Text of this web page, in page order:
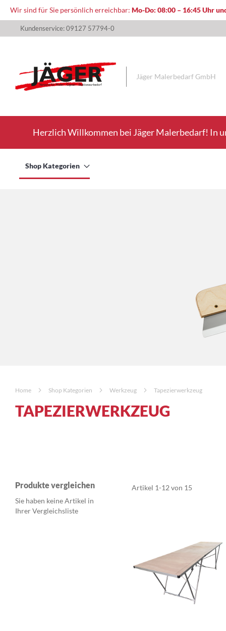
Wir sind für Sie persönlich erreichbar: Mo-Do: 08:00 – 16:45 Uhr
zum
Kundenservice: 09127 57794-0
Jäger Malerbedarf GmbH
Herzlich Willkommen bei Jäger Malerbedarf! In
Shop Kategorien
Home Shop Kategorien Werkzeug Tapezierwerkzeug
TAPEZIERWERKZEUG
Artikel 1-12 von 15
Produkte vergleichen
Sie haben keine Artikel in
Ihrer Vergleichsliste